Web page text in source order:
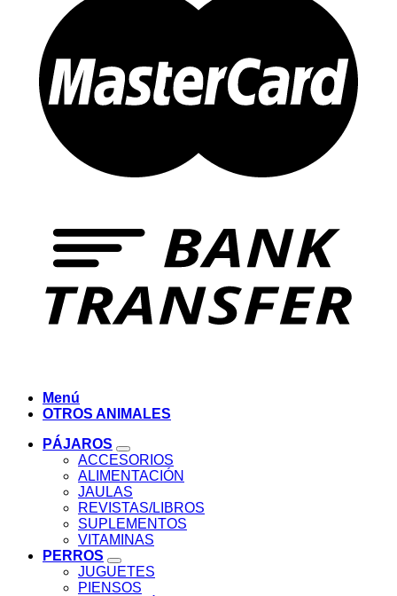
Menú
OTROS ANIMALES
PÁJAROS
ACCESORIOS
ALIMENTACIÓN
JAULAS
REVISTAS/LIBROS
SUPLEMENTOS
VITAMINAS
PERROS
JUGUETES
PIENSOS